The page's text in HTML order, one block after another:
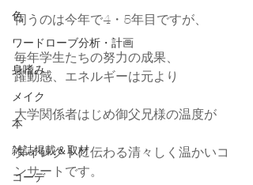
色
ワードローブ分析・計画
身嗜み
メイク
本
雑誌掲載＆取材
コーデ
伺うのは今年で4・5年目ですが、
毎年学生たちの努力の成果、
躍動感、エネルギーは元より
大学関係者はじめ御父兄様の温度が
ダイレクトに伝わる清々しく温かいコ
ンサートです。